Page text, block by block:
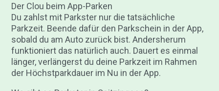
Der Clou beim App-Parken
Du zahlst mit Parkster nur die tatsächliche
Parkzeit. Beende dafür den Parkschein in der App,
sobald du am Auto zurück bist. Andersherum
funktioniert das natürlich auch. Dauert es einmal
länger, verlängerst du deine Parkzeit im Rahmen
der Höchstparkdauer im Nu in der App.